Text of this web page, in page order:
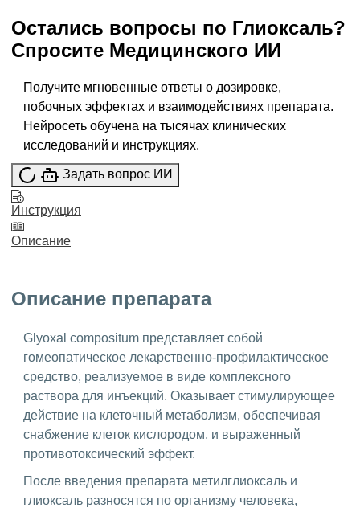
Остались вопросы по Глиоксаль?
Спросите Медицинского ИИ
Получите мгновенные ответы о дозировке,
побочных эффектах и взаимодействиях препарата.
Нейросеть обучена на тысячах клинических
исследований и инструкциях.
Задать вопрос ИИ
Инструкция
Описание
Описание препарата
Glyoxal compositum представляет собой
гомеопатическое лекарственно-профилактическое
средство, реализуемое в виде комплексного
раствора для инъекций. Оказывает стимулирующее
действие на клеточный метаболизм, обеспечивая
снабжение клеток кислородом, и выраженный
противотоксический эффект.
После введения препарата метилглиоксаль и
глиоксаль разносятся по организму человека,